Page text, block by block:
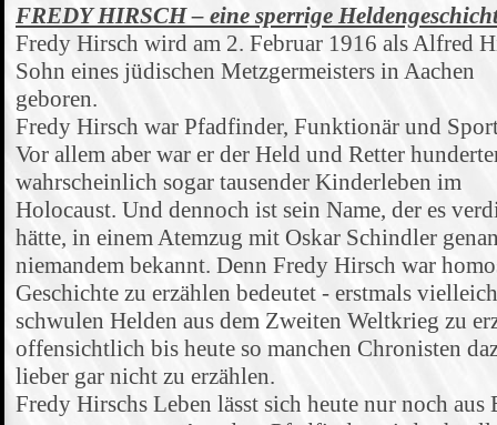
FREDY HIRSCH – eine sperrige
Fredy Hirsch wird am 2. Februar 1916 als Alfred
Sohn eines jüdischen Metzgermeisters in Aachen
geboren.
Fredy Hirsch war Pfadfinder, Funktionär und
Vor allem aber war er der Held und Retter
wahrscheinlich sogar tausender Kinderleben im
Holocaust. Und dennoch ist sein Name, der es
hätte, in einem Atemzug mit Oskar Schindler
niemandem bekannt. Denn Fredy Hirsch war
Geschichte zu erzählen bedeutet - erstmals
schwulen Helden aus dem Zweiten Weltkrieg zu
offensichtlich bis heute so manchen Chronisten
lieber gar nicht zu erzählen.
Fredy Hirschs Leben lässt sich heute nur noch